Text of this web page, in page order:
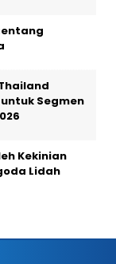
Segmen
Kekinian
Lidah